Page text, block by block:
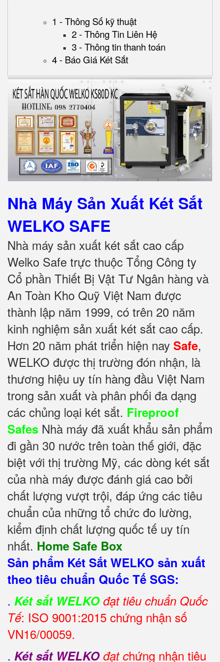
1 - Thông Số kỹ thuật
2 - Thông Tin Liên Hệ
3 - Thông tin thanh toán
4 - Báo Giá Két Sắt
Nhà Máy Sản Xuất Két Sắt
WELKO SAFE
Nhà máy sản xuất két sắt cao cấp
Welko Safe trực thuộc Tổng Công ty
Cổ phần Thiết Bị Vật Tư Ngân hàng và
An Toàn Kho Quỹ Việt Nam được
thành lập năm 1999, có trên 20 năm
kinh nghiệm sản xuất két sắt cao cấp.
Hơn 20 năm phát triển hiện nay Safe,
WELKO được thị trường đón nhận, là
thương hiệu uy tín hàng đầu Việt Nam
trong sản xuất và phân phối đa dạng
các chủng loại két sắt. Fireproof
Safes Nhà máy đã xuất khẩu sản phẩm
đi gần 30 nước trên toàn thế giới, đặc
biệt với thị trường Mỹ, các dòng két sắt
của nhà máy được đánh giá cao bởi
chất lượng vượt trội, đáp ứng các tiêu
chuẩn của những tổ chức đo lường,
kiểm định chất lượng quốc tế uy tín
nhất. Home Safe Box
Sản phẩm Két Sắt WELKO sản xuất
theo tiêu chuẩn Quốc Tế SGS:
. Két sắt WELKO đạt tiêu chuẩn Quốc
Tế: ISO 9001:2015 chứng nhận số
VN16/00059.
. Két sắt WELKO đạt chứng nhận tiêu